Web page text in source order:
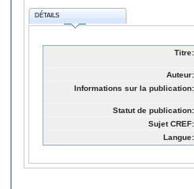
DÉTAILS
Titre:
Auteur:
Informations sur la publication:
Statut de publication:
Sujet CREF:
Langue: